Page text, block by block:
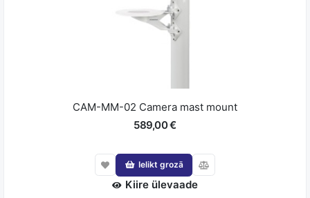
CAM-MM-02 Camera mast mount
589,00 €
Ielikt grozā
Kiire ülevaade